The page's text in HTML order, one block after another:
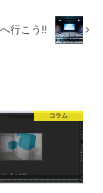
行こう!!
コラム